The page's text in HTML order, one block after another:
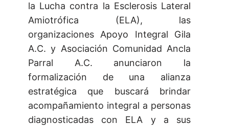
la Lucha contra la Esclerosis Lateral
Amiotrófica (ELA), las
organizaciones Apoyo Integral Gila
A.C. y Asociación Comunidad Ancla
Parral A.C. anunciaron la
formalización de una alianza
estratégica que buscará brindar
acompañamiento integral a personas
diagnosticadas con ELA y a sus